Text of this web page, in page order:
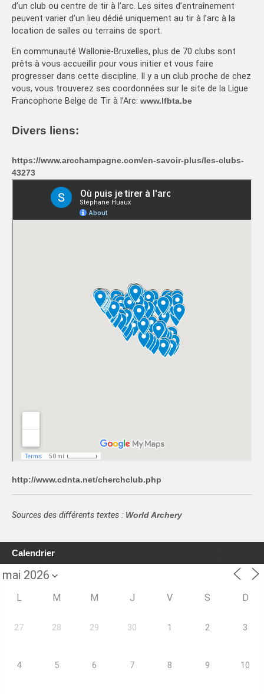
d’un club ou centre de tir à l’arc. Les sites d’entraînement
peuvent varier d’un lieu dédié uniquement au tir à l’arc à la
location de salles ou terrains de sport.
En communauté Wallonie-Bruxelles, plus de 70 clubs sont
prêts à vous accueillir pour vous initier et vous faire
progresser dans cette discipline. Il y a un club proche de chez
vous, vous trouverez ses coordonnées sur le site de la Ligue
Francophone Belge de Tir à l’Arc: www.lfbta.be
Divers liens:
https://www.arcchampagne.com/en-savoir-plus/les-clubs-
43273
http://www.cdnta.net/cherchclub.php
Sources des différents textes : World Archery
Calendrier
L M M J V S D
27 28 29 30 1 2 3
4 5 6 7 8 9 10